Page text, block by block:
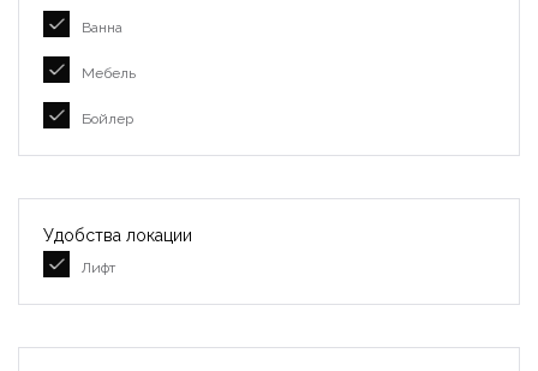
Ванна
Мебель
Бойлер
Удобства локации
Лифт